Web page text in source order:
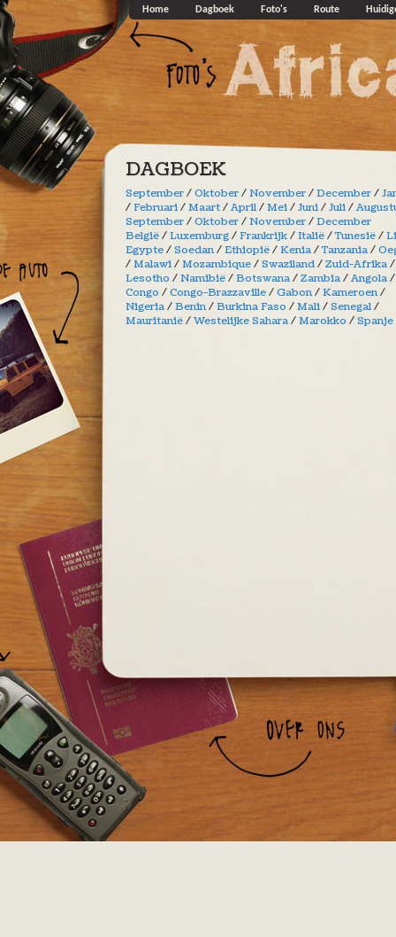
Overslaan en naar de algemene inhoud gaan
Home Dagboek Foto's Route
DAGBOEK
September/Oktober/November/December/
/Februari/Maart/April/Mei/Juni/Juli/
September/Oktober/November/December
België/Luxemburg/Frankrijk/Italië/Tunesië/
Egypte/Soedan/Ethiopië/Kenia/Tanzania/
/Malawi/Mozambique/Swaziland/Zuid-Afrika/
Lesotho /Namibië/Botswana/Zambia/Angola/
Congo /Congo-Brazzaville/Gabon/Kameroen/
Nigeria/Benin/Burkina Faso /Mali/Senegal/
Mauritanië/Westelijke Sahara/Marokko /Spanje